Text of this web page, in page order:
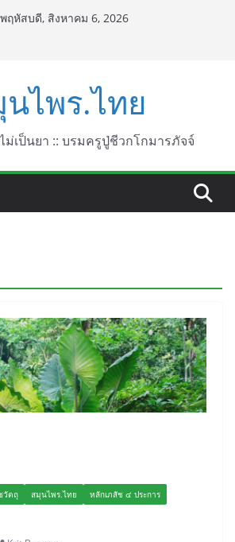
ฤหัสบดี, สิงหาคม 6, 2026
ไพร.ไทย
เป็นยา :: บรมครูปู่ชีวกโกมารภัจจ์
วัตถุ สมุนไพร.ไทย
หลักเภสัช ๔ ประการ